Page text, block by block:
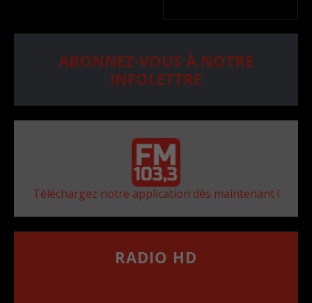
ABONNEZ-VOUS À NOTRE
INFOLETTRE
Téléchargez notre application dès maintenant !
RADIO HD